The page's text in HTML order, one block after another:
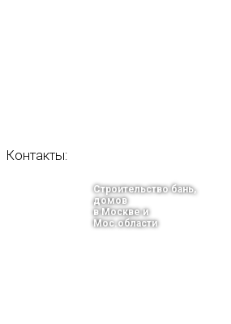
Контакты:
Строительство бань,
домов
в Москве и
Мос.области